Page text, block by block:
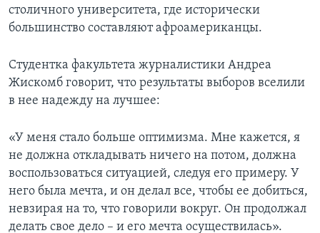
столичного университета, где исторически
большинство составляют афроамериканцы.
Студентка факультета журналистики Андреа
Жискомб говорит, что результаты выборов вселили
в нее надежду на лучшее:
«У меня стало больше оптимизма. Мне кажется, я
не должна откладывать ничего на потом, должна
воспользоваться ситуацией, следуя его примеру. У
него была мечта, и он делал все, чтобы ее добиться,
невзирая на то, что говорили вокруг. Он продолжал
делать свое дело – и его мечта осуществилась».